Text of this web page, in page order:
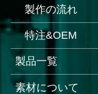
製作の流れ
特注&OEM
製品一覧
素材について